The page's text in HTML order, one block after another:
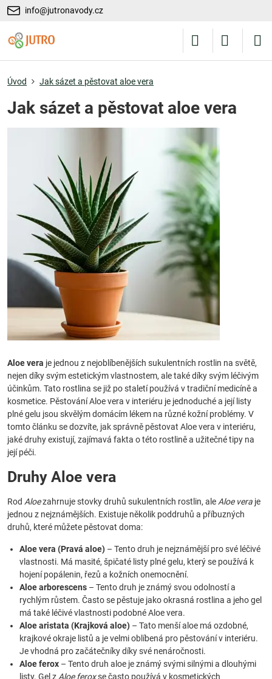
info@jutronavody.cz
Úvod Jak sázet a pěstovat aloe vera
Jak sázet a pěstovat aloe vera
Aloe vera je jednou z nejoblíbenějších sukulentních rostlin na světě,
nejen díky svým estetickým vlastnostem, ale také díky svým léčivým
účinkům. Tato rostlina se již po staletí používá v tradiční medicíně a
kosmetice. Pěstování Aloe vera v interiéru je jednoduché a její listy
plné gelu jsou skvělým domácím lékem na různé kožní problémy. V
tomto článku se dozvíte, jak správně pěstovat Aloe vera v interiéru,
jaké druhy existují, zajímavá fakta o této rostlině a užitečné tipy na
její péči.
Druhy Aloe vera
Rod Aloezahrnuje stovky druhů sukulentních rostlin, ale Aloe vera je
jednou z nejznámějších. Existuje několik poddruhů a příbuzných
druhů, které můžete pěstovat doma:
Aloe vera (Pravá aloe) – Tento druh je nejznámější pro své léčivé
vlastnosti. Má masité, špičaté listy plné gelu, který se používá k
hojení popálenin, řezů a kožních onemocnění.
Aloe arborescens – Tento druh je známý svou odolností a
rychlým růstem. Často se pěstuje jako okrasná rostlina a jeho gel
má také léčivé vlastnosti podobné Aloe vera.
Aloe aristata (Krajková aloe) – Tato menší aloe má ozdobné,
krajkové okraje listů a je velmi oblíbená pro pěstování v interiéru.
Je vhodná pro začátečníky díky své nenáročnosti.
Aloe ferox – Tento druh aloe je známý svými silnými a dlouhými
listy. Gel z Aloe feroxse často používá v kosmetických